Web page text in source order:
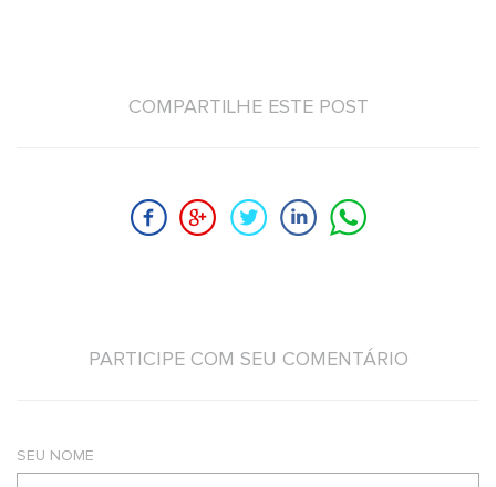
COMPARTILHE ESTE POST
PARTICIPE COM SEU COMENTÁRIO
SEU NOME